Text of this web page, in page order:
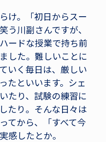
け。「初日からスー
う川副さんですが、
ードな授業で持ち前
した。難しいことに
いく毎日は、厳しい
たといいます。シェ
たり、試験の練習に
たり。そんな日々は
てから、「すべて今
感したとか。